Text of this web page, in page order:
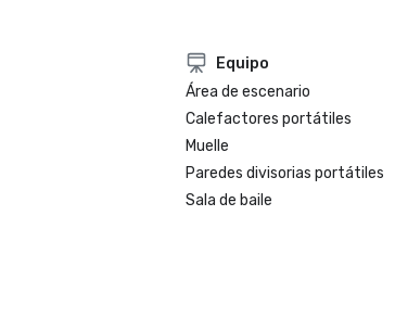
Equipo
Área de escenario
Calefactores portátiles
Muelle
Paredes divisorias portátiles
Sala de baile